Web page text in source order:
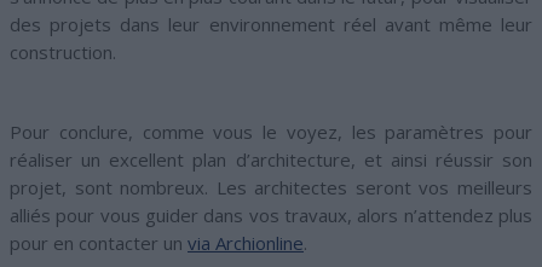
des projets dans leur environnement réel avant même leur
construction.
Pour conclure, comme vous le voyez, les paramètres pour
réaliser un excellent plan d’architecture, et ainsi réussir son
projet, sont nombreux. Les architectes seront vos meilleurs
alliés pour vous guider dans vos travaux, alors n’attendez plus
pour en contacter un via Archionline.